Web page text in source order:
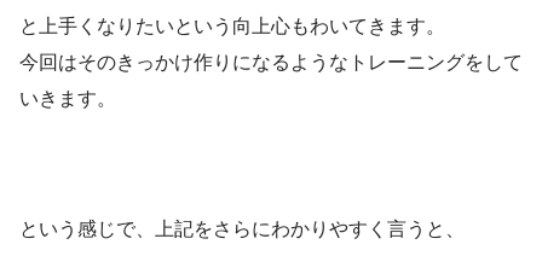
と上手くなりたいという向上心もわいてきます。
今回はそのきっかけ作りになるようなトレーニングをして
いきます。
という感じで、上記をさらにわかりやすく言うと、